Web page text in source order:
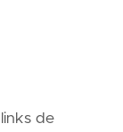
de